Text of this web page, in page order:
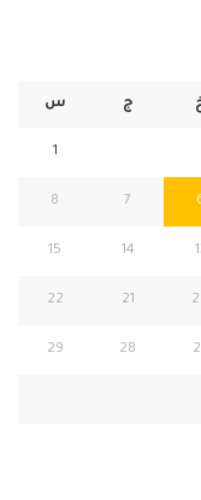
ج س
1
7
8
14
15
21
22
28
29